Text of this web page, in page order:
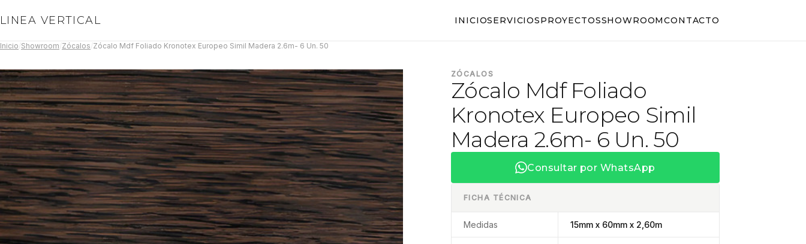
LINEA VERTICAL INICIOSERVICIOSPROYECTOSSHOWROOMCONTACTO
Inicio Showroom Zócalos Zócalo Mdf Foliado Kronotex Europeo Simil Madera 2.6m- 6 Un. 50
ZÓCALOS
Zócalo Mdf Foliado
Kronotex Europeo Simil
Madera 2.6m- 6 Un. 50
Consultar por WhatsApp
FICHA TÉCNICA
Medidas 15mm x 60mm x 2,60m